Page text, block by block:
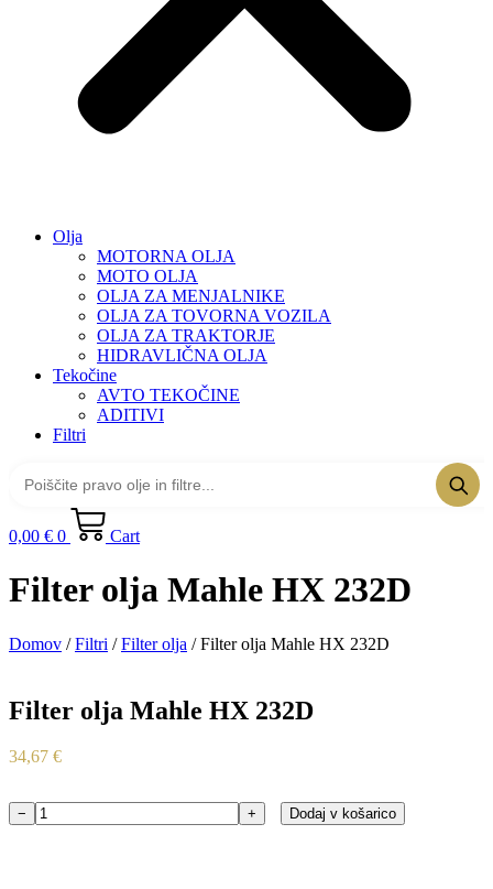
Olja
MOTORNA OLJA
MOTO OLJA
OLJA ZA MENJALNIKE
OLJA ZA TOVORNA VOZILA
OLJA ZA TRAKTORJE
HIDRAVLIČNA OLJA
Tekočine
AVTO TEKOČINE
ADITIVI
Filtri
0,00 € 0 Cart
Filter olja Mahle HX 232D
Domov /Filtri /Filter olja / Filter olja Mahle HX 232D
Filter olja Mahle HX 232D
34,67 €
Filter
− + Dodaj v košarico